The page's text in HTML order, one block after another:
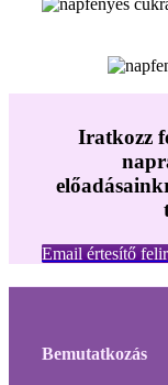
Iratkozz
Email értesítő
Bemutatkozás